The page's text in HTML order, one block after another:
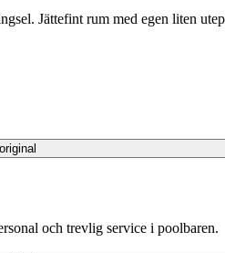
Jättefint rum med egen liten
och trevlig service i poolbaren.